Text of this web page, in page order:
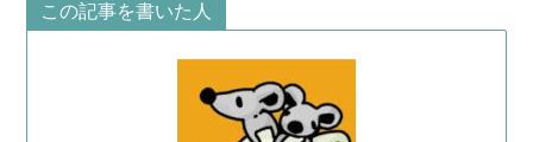
この記事を書いた人